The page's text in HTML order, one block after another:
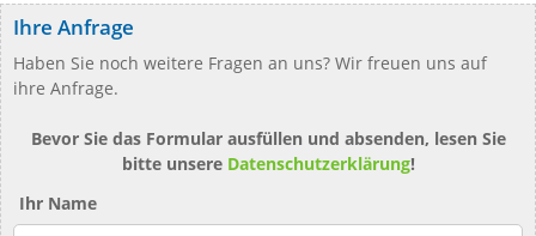
Ihre Anfrage
Haben Sie noch weitere Fragen an uns? Wir freuen uns auf
ihre Anfrage.
Bevor Sie das Formular ausfüllen und absenden, lesen Sie
bitte unsere Datenschutzerklärung!
Ihr Name